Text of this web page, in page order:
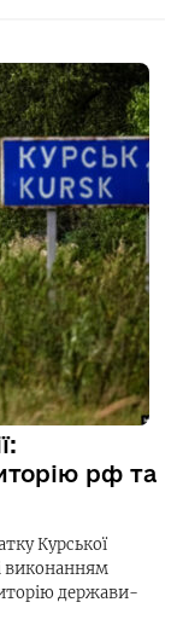
рф та
Курської
виконанням
держави-